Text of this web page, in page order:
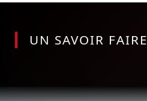
UN SAVOIR FAIRE